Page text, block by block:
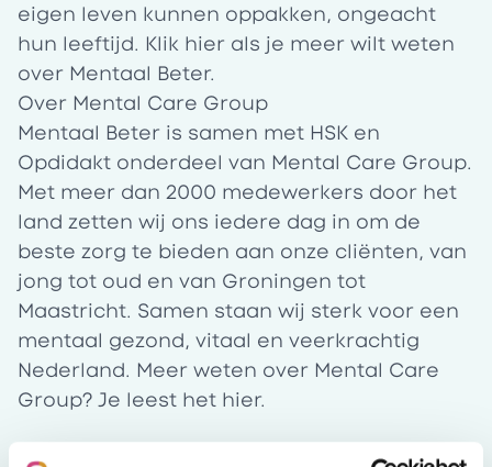
eigen leven kunnen oppakken, ongeacht
hun leeftijd. Klik hier als je meer wilt weten
over Mentaal Beter.
Over Mental Care Group
Mentaal Beter is samen met HSK en
Opdidakt onderdeel van Mental Care Group.
Met meer dan 2000 medewerkers door het
land zetten wij ons iedere dag in om de
beste zorg te bieden aan onze cliënten, van
jong tot oud en van Groningen tot
Maastricht. Samen staan wij sterk voor een
mentaal gezond, vitaal en veerkrachtig
Nederland. Meer weten over Mental Care
Group? Je leest het hier.